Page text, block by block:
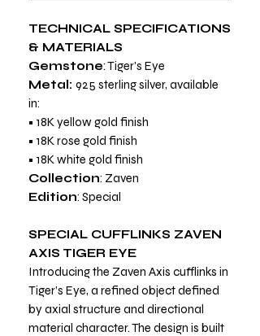
TECHNICAL SPECIFICATIONS
& MATERIALS
Gemstone: Tiger's Eye
Metal: 925 sterling silver, available
in:
• 18K yellow gold finish
• 18K rose gold finish
• 18K white gold finish
Collection: Zaven
Edition: Special
SPECIAL CUFFLINKS ZAVEN
AXIS TIGER EYE
Introducing the Zaven Axis cufflinks in
Tiger’s Eye, a refined object defined
by axial structure and directional
material character. The design is built